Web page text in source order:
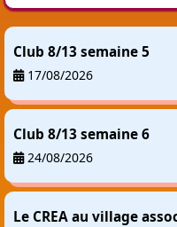
Club 8/13 semaine 5
17/08/2026
Club 8/13 semaine 6
24/08/2026
Le CREA au village